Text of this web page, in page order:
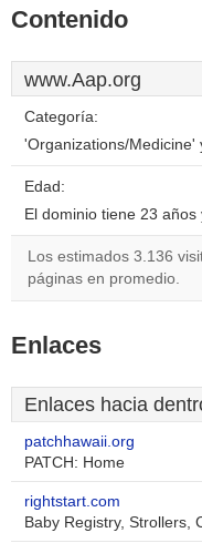
Contenido
www.Aap.org
Categoría:
'Organizations/Medicine'
Edad:
El dominio tiene 23
Los estimados 3.136
páginas en promedio.
Enlaces
Enlaces hacia
patchhawaii.org
PATCH: Home
rightstart.com
Baby Registry, Strollers,